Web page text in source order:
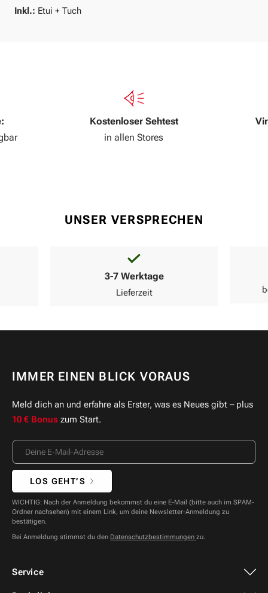
Inkl.: Etui + Tuch
Kostenloser Sehtest
in allen Stores
UNSER VERSPRECHEN
3-7 Werktage
Lieferzeit
Service
IMMER EINEN BLICK VORAUS
Meld dich an und erfahre als Erster, was es Neues gibt – plus
10 € Bonus zum Start.
LOS GEHT’S
WICHTIG: Nach der Anmeldung bekommst du eine E-Mail (bitte auch im SPAM-
Ordner nachsehen) mit einem Link, um deine Newsletter-Anmeldung zu
bestätigen.
Bei Anmeldung stimmst du den Datenschutzbestimmungen zu.